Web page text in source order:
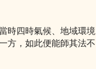
時四時氣候、地域環境
方，如此便能師其法不